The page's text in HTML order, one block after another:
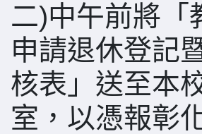
二)中午前將「
申請退休登記
核表」送至本
室，以憑報彰